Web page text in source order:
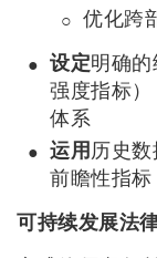
优化跨
设定明确的
强度指标
体系
运用 历史
前瞻性指标
可持续发展法